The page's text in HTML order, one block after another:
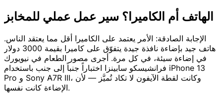
الهاتف أم الكاميرا؟ سير عمل عملي للمخابز
الإجابة الصادقة: الأمر يعتمد على الكاميرا أقل مما يعتقد الناس.
هاتف جيد بإضاءة نافذة جيدة يتفوّق على كاميرا بقيمة 3000 دولار
في إضاءة سيئة، في كل مرة. أجرى مصور الطعام في نيويورك
فرانشيسكو سابينزا اختباراً جنباً إلى جنب باستخدام iPhone 13
Pro و Sony A7R III، وكانت لقطة الآيفون لا تكاد تُميَّز — لأن
الإضاءة كانت نفسها.